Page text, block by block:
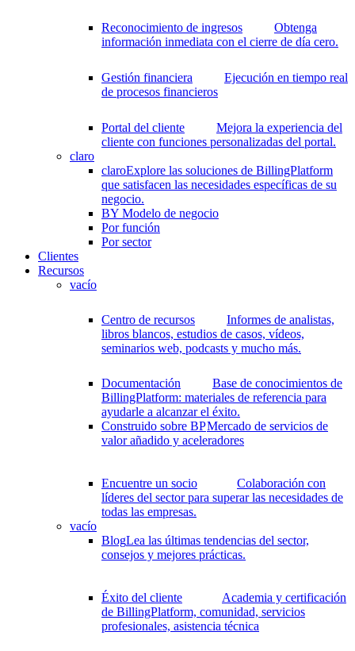
Reconocimiento de ingresos
Obtenga
información inmediata con el cierre de día cero.
Gestión financiera
Ejecución en tiempo real
de procesos financieros
Portal del cliente
Mejora la experiencia del
cliente con funciones personalizadas del portal.
claro
claroExplore las soluciones de BillingPlatform
que satisfacen las necesidades específicas de su
negocio.
BY Modelo de negocio
Por función
Por sector
Clientes
Recursos
vacío
Centro de recursos
Informes de analistas,
libros blancos, estudios de casos, vídeos,
seminarios web, podcasts y mucho más.
Documentación
Base de conocimientos de
BillingPlatform: materiales de referencia para
ayudarle a alcanzar el éxito.
Construido sobre BPMercado de servicios de
valor añadido y aceleradores
Encuentre un socio
Colaboración con
líderes del sector para superar las necesidades de
todas las empresas.
vacío
BlogLea las últimas tendencias del sector,
consejos y mejores prácticas.
Éxito del cliente
Academia y certificación
de BillingPlatform, comunidad, servicios
profesionales, asistencia técnica